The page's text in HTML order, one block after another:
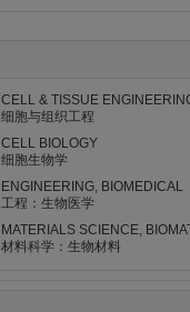
CELL & TISSUE
细胞与组织工程
CELL BIOLOGY
细胞生物学
ENGINEERING, BIOMEDICAL
工程：生物医学
MATERIALS SCIENCE,
材料科学：生物材料